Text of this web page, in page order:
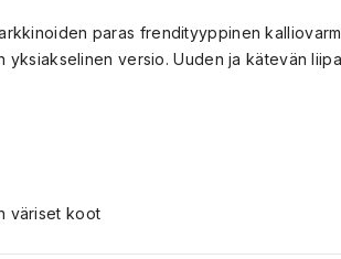
paras frendityyppinen
versio. Uuden ja kätevän
väriset koot